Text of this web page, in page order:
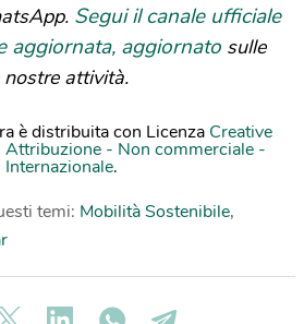
Segui il canale ufficiale
aggiornata, aggiornato sulle
nostre attività.
è distribuita con Licenza Creative
Attribuzione - Non commerciale -
.
temi: Mobilità Sostenibile,